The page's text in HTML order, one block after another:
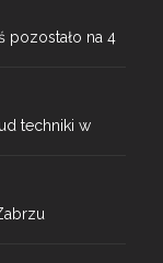
pozostało na 4
techniki w